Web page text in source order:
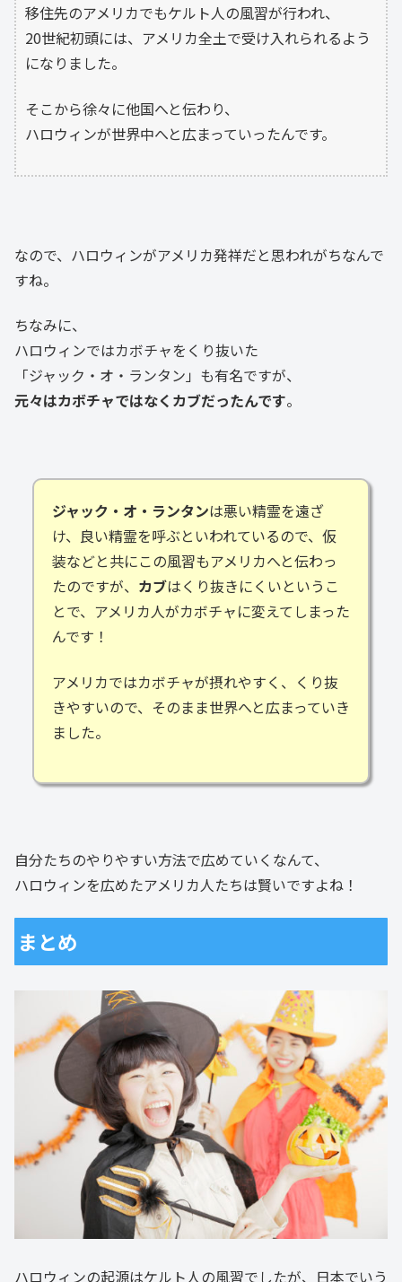
移住先のアメリカでもケルト人の風習が行われ、
20世紀初頭には、アメリカ全土で受け入れられるよう
になりました。
そこから徐々に他国へと伝わり、
ハロウィンが世界中へと広まっていったんです。
なので、ハロウィンがアメリカ発祥だと思われがちなんで
すね。
ちなみに、
ハロウィンではカボチャをくり抜いた
「ジャック・オ・ランタン」も有名ですが、
元々はカボチャではなくカブだったんです。
ジャック・オ・ランタンは悪い精霊を遠ざ
け、良い精霊を呼ぶといわれているので、仮
装などと共にこの風習もアメリカへと伝わっ
たのですが、 カブはくり抜きにくいというこ
とで、アメリカ人がカボチャに変えてしまった
んです！
アメリカではカボチャが摂れやすく、くり抜
きやすいので、そのまま世界へと広まっていき
ました。
自分たちのやりやすい方法で広めていくなんて、
ハロウィンを広めたアメリカ人たちは賢いですよね！
まとめ
ハロウィンの起源はケルト人の風習でしたが、日本でいう